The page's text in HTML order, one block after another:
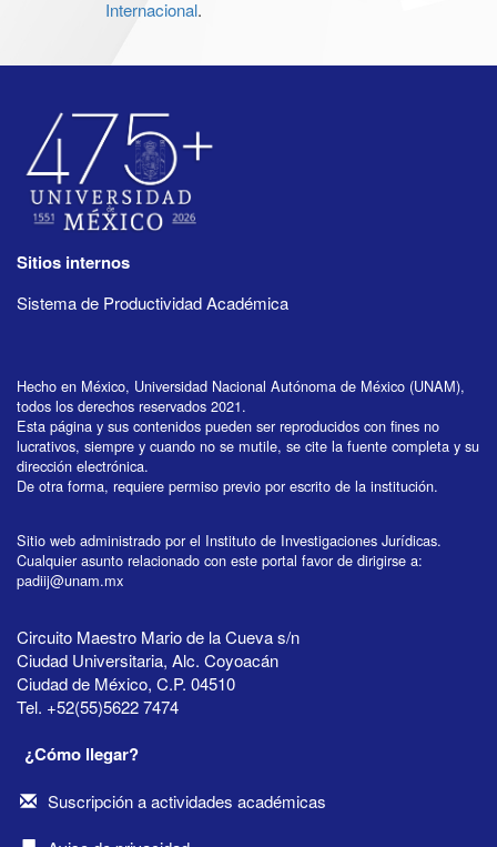
Internacional.
Sitios internos
Sistema de Productividad Académica
Hecho en México, Universidad Nacional Autónoma de México (UNAM),
todos los derechos reservados 2021.
Esta página y sus contenidos pueden ser reproducidos con fines no
lucrativos, siempre y cuando no se mutile, se cite la fuente completa y su
dirección electrónica.
De otra forma, requiere permiso previo por escrito de la institución.
Sitio web administrado por el Instituto de Investigaciones Jurídicas.
Cualquier asunto relacionado con este portal favor de dirigirse a:
padiij@unam.mx
Circuito Maestro Mario de la Cueva s/n
Ciudad Universitaria, Alc. Coyoacán
Ciudad de México, C.P. 04510
Tel. +52(55)5622 7474
¿Cómo llegar?
Suscripción a actividades académicas